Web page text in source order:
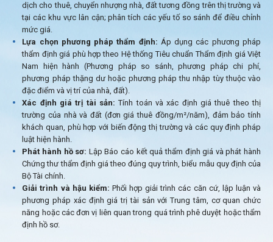
dịch cho thuê, chuyển nhượng nhà, đất tương đồng trên thị trường và
tại các khu vực lân cận; phân tích các yếu tố so sánh để điều chỉnh
mức giá.
Lựa chọn phương pháp thẩm định: Áp dụng các phương pháp
thẩm định giá phù hợp theo Hệ thống Tiêu chuẩn Thẩm định giá Việt
Nam hiện hành (Phương pháp so sánh, phương pháp chi phí,
phương pháp thặng dư hoặc phương pháp thu nhập tùy thuộc vào
đặc điểm và vị trí của nhà, đất).
Xác định giá trị tài sản: Tính toán và xác định giá thuê theo thị
trường của nhà và đất (đơn giá thuê đồng/m²/năm), đảm bảo tính
khách quan, phù hợp với biến động thị trường và các quy định pháp
luật hiện hành.
Phát hành hồ sơ: Lập Báo cáo kết quả thẩm định giá và phát hành
Chứng thư thẩm định giá theo đúng quy trình, biểu mẫu quy định của
Bộ Tài chính.
Giải trình và hậu kiểm: Phối hợp giải trình các căn cứ, lập luận và
phương pháp xác định giá trị tài sản với Trung tâm, cơ quan chức
năng hoặc các đơn vị liên quan trong quá trình phê duyệt hoặc thẩm
định hồ sơ.